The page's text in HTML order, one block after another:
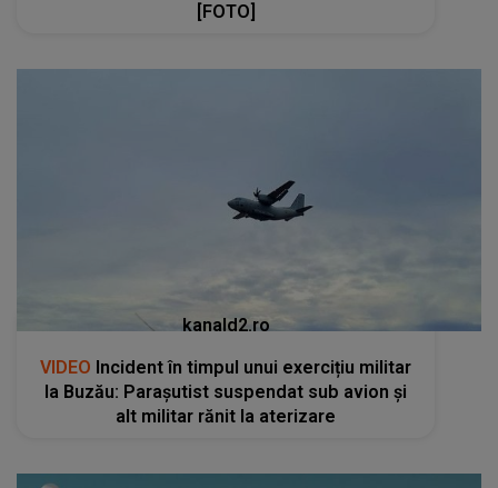
[FOTO]
kanald2.ro
VIDEO Incident în timpul unui exercițiu militar
la Buzău: Parașutist suspendat sub avion și
alt militar rănit la aterizare